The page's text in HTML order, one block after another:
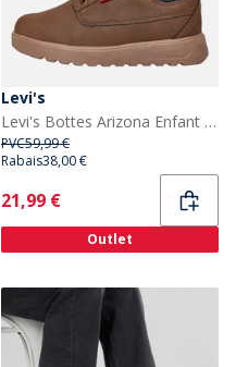
Levi's
Levi's Bottes Arizona Enfant Marron Foncé 0018
PVC59,99 €
Rabais38,00 €
Current
21,99 €
Outlet